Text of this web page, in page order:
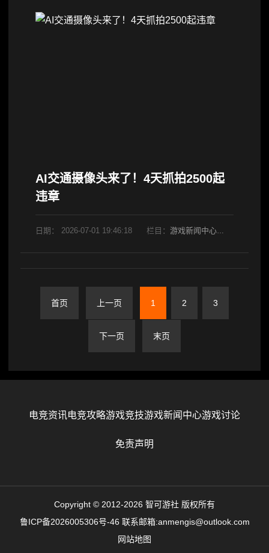
AI交通摄像头来了！4天抓拍2500起
违章
日期： 2026-07-01 19:46:18 栏目： 游戏新闻中心
首页 上一页 1 2 3
下一页 末页
电竞资讯电竞攻略游戏竞技游戏新闻中心游戏讨论
免责声明
Copyright © 2012-2026 智可游社 版权所有
鲁ICP备2026005306号-46 联系邮箱:anmengis@outlook.com
网站地图